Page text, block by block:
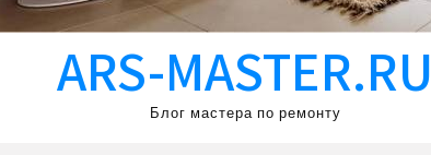
ARS-MASTER.RU
Блог мастера по ремонту